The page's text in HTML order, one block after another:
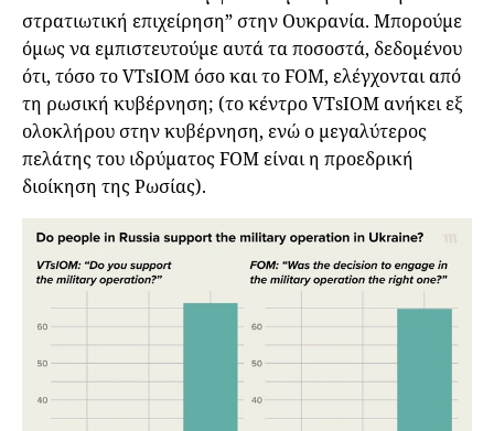
στρατιωτική επιχείρηση” στην Ουκρανία. Μπορούμε
όμως να εμπιστευτούμε αυτά τα ποσοστά, δεδομένου
ότι, τόσο το VTsIOM όσο και το FOM, ελέγχονται από
τη ρωσική κυβέρνηση; (το κέντρο VTsIOM ανήκει εξ
ολοκλήρου στην κυβέρνηση, ενώ ο μεγαλύτερος
πελάτης του ιδρύματος FOM είναι η προεδρική
διοίκηση της Ρωσίας).